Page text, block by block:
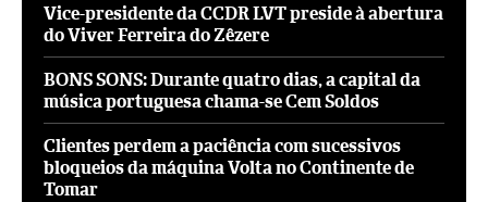
Vice-presidente da CCDR LVT preside à abertura
do Viver Ferreira do Zêzere
BONS SONS: Durante quatro dias, a capital da
música portuguesa chama-se Cem Soldos
Clientes perdem a paciência com sucessivos
bloqueios da máquina Volta no Continente de
Tomar